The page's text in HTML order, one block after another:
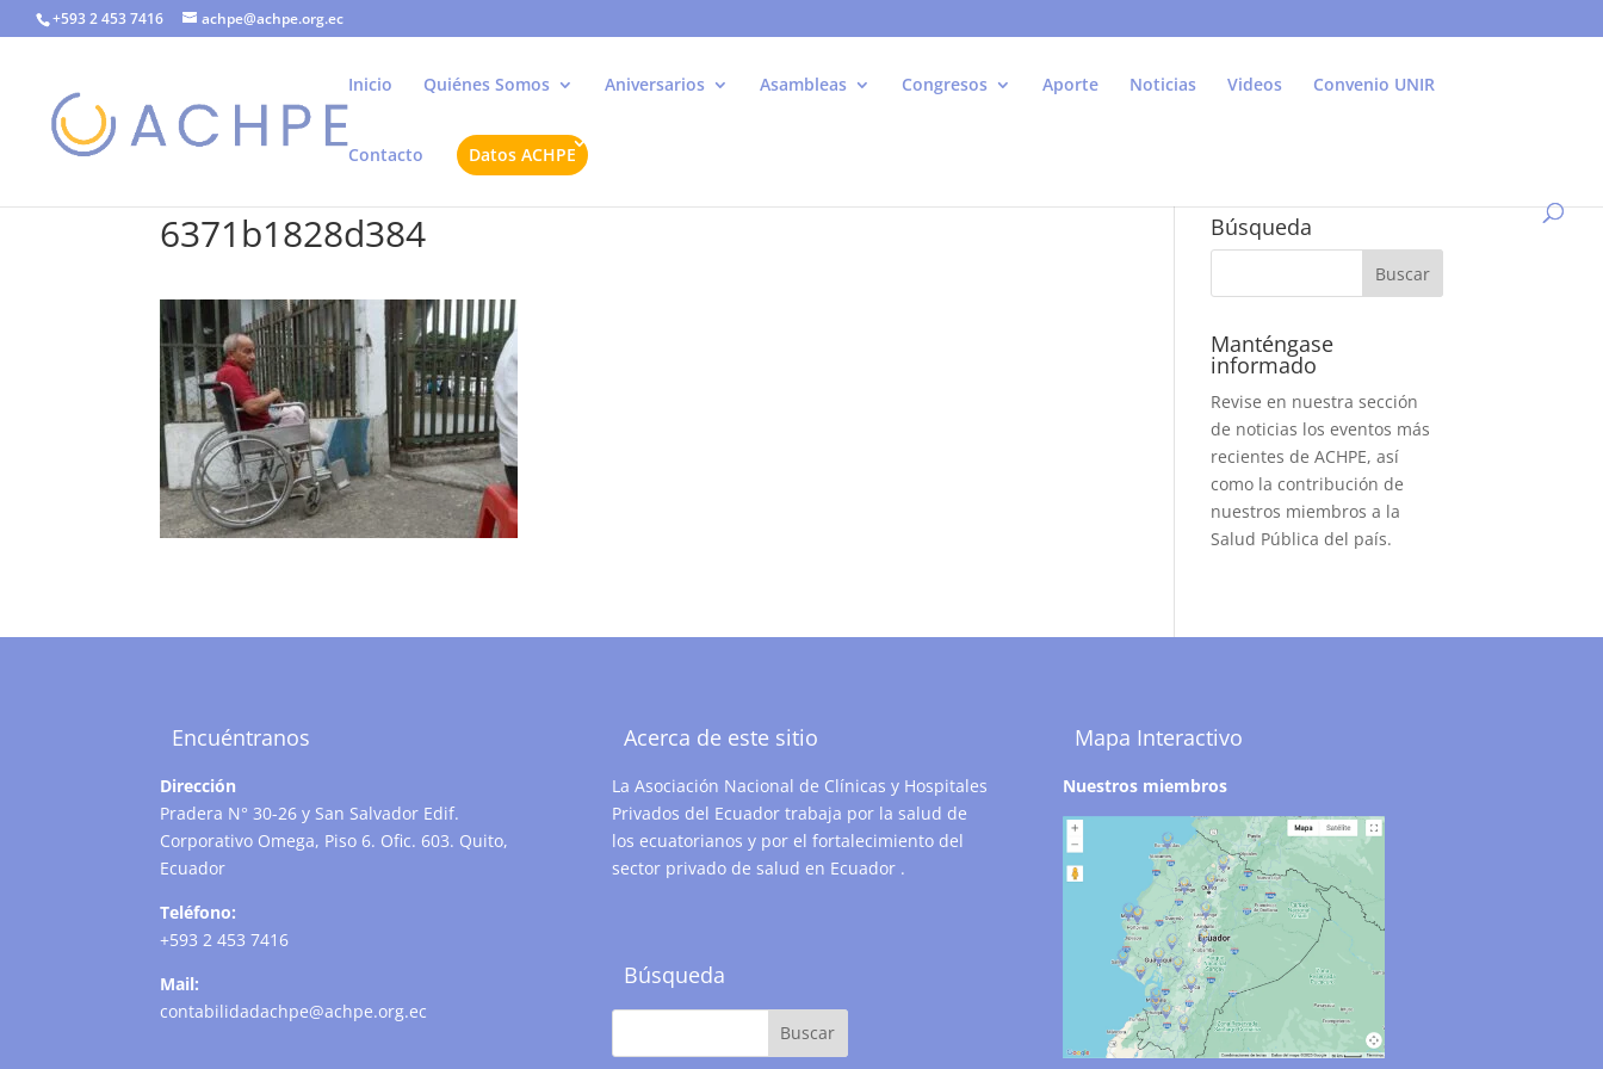
+593 2 453 7416 achpe@achpe.org.ec
Inicio Quiénes Somos Aniversarios Asambleas Congresos Aporte Noticias Videos Convenio UNIR
Contacto Datos ACHPE
6371b1828d384 Búsqueda
Manténgase
informado
Revise en nuestra sección
de noticias los eventos más
recientes de ACHPE, así
como la contribución de
nuestros miembros a la
Salud Pública del país.
Encuéntranos
Dirección
Pradera N° 30-26 y San Salvador Edif.
Corporativo Omega, Piso 6. Ofic. 603. Quito,
Ecuador
Teléfono:
+593 2 453 7416
Mail:
contabilidadachpe@achpe.org.ec
Acerca de este sitio
La Asociación Nacional de Clínicas y Hospitales
Privados del Ecuador trabaja por la salud de
los ecuatorianos y por el fortalecimiento del
sector privado de salud en Ecuador .
Búsqueda
Mapa Interactivo
Nuestros miembros